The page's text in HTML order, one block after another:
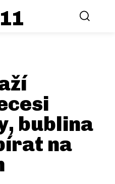
11
bublina
na